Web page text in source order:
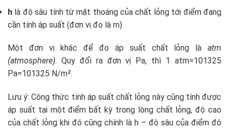
h là độ sâu tính từ mặt thoáng của chất lỏng tới điểm đang
cần tính áp suất (đơn vị đo là m)
Một đơn vị khác để đo áp suất chất lỏng là atm
(atmosphere). Quy đổi ra đơn vị Pa, thì 1 atm=101325
Pa=101325 N/m².
Lưu ý: Công thức tính áp suất chất lỏng này cũng tính được
áp suất tại một điểm bất kỳ trong lòng chất lỏng, độ cao
của chất lỏng khi đó cũng chính là h – độ sâu của điểm đó